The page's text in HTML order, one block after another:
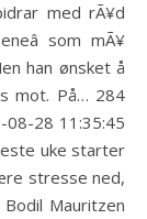
med rÃ¥d
som mÃ¥
han ønsket å
mot. På… 284
08-28 11:35:45
uke starter
stresse ned,
Mauritzen